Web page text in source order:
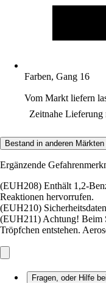
Farben, Gang 16
Vom Markt liefern
Zeitnahe Lieferung
Bestand in anderen
Ergänzende
(EUH208) Enthält 1,2-
Reaktionen hervorrufen.
(EUH210)
(EUH211) Achtung! Beim
Tröpfchen entstehen.
Fragen, oder Hilfe